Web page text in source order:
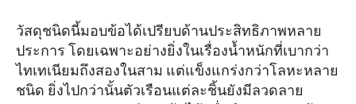
วัสดุชนิดนี้มอบข้อได้เปรียบด้านประสิทธิภาพหลาย
ประการ โดยเฉพาะอย่างยิ่งในเรื่องน้ำหนักที่เบากว่า
ไทเทเนียมถึงสองในสาม แต่แข็งแกร่งกว่าโลหะหลาย
ชนิด ยิ่งไปกว่านั้นตัวเรือนแต่ละชิ้นยังมีลวดลาย